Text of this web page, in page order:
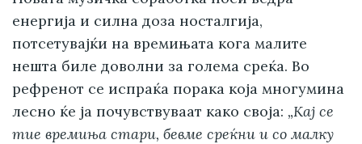
енергија и силна доза носталгија,
потсетувајќи на времињата кога малите
нешта биле доволни за голема среќа. Во
рефренот се испраќа порака која многумина
лесно ќе ја почувствуваат како своја: „Кај се
тие времиња стари, бевме среќни и со малку